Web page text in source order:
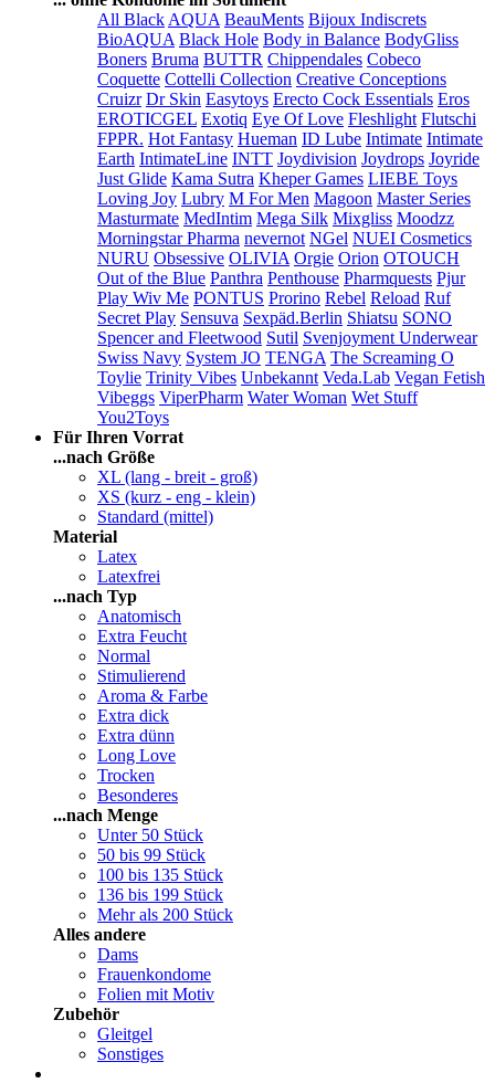
All Black AQUA BeauMents Bijoux Indiscrets
BioAQUA Black Hole Body in Balance BodyGliss
Boners Bruma BUTTR Chippendales Cobeco
Coquette Cottelli Collection Creative Conceptions
Cruizr Dr Skin Easytoys Erecto Cock Essentials Eros
EROTICGEL Exotiq Eye Of Love Fleshlight Flutschi
FPPR. Hot Fantasy Hueman ID Lube Intimate Intimate
Earth IntimateLine INTT Joydivision Joydrops Joyride
Just Glide Kama Sutra Kheper Games LIEBE Toys
Loving Joy Lubry M For Men Magoon Master Series
Masturmate MedIntim Mega Silk Mixgliss Moodzz
Morningstar Pharma nevernot NGel NUEI Cosmetics
NURU Obsessive OLIVIA Orgie Orion OTOUCH
Out of the Blue Panthra Penthouse Pharmquests Pjur
Play Wiv Me PONTUS Prorino Rebel Reload Ruf
Secret Play Sensuva Sexpäd.Berlin Shiatsu SONO
Spencer and Fleetwood Sutil Svenjoyment Underwear
Swiss Navy System JO TENGA The Screaming O
Toylie Trinity Vibes Unbekannt Veda.Lab Vegan Fetish
Vibeggs ViperPharm Water Woman Wet Stuff
You2Toys
Für Ihren Vorrat
...nach Größe
XL (lang - breit - groß)
XS (kurz - eng - klein)
Standard (mittel)
Material
Latex
Latexfrei
...nach Typ
Anatomisch
Extra Feucht
Normal
Stimulierend
Aroma & Farbe
Extra dick
Extra dünn
Long Love
Trocken
Besonderes
...nach Menge
Unter 50 Stück
50 bis 99 Stück
100 bis 135 Stück
136 bis 199 Stück
Mehr als 200 Stück
Alles andere
Dams
Frauenkondome
Folien mit Motiv
Zubehör
Gleitgel
Sonstiges